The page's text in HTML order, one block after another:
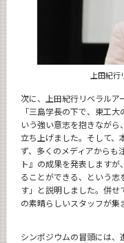
上田紀
次に、上田紀行リベラルア
「三島学長の下で、東工
いう強い意志を抱きなが
立ち上げました。そして、
ず、多くのメディアからも
ト』の成果を発表します
ることができる、という志
す」と説明しました。併せ
の素晴らしいスタッフが集
シンポジウムの冒頭には